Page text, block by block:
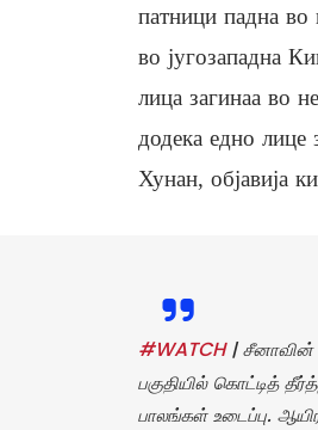
патници падна во
во југозападна
лица загинаа во
додека едно лице
Хунан, објавија
#WATCH| சீனாவின்
பகுதியில் கொட்டித்
பாலங்கள் உடைப்பு.